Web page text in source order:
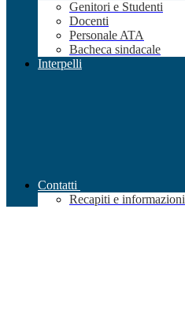
Genitori e Studenti
Docenti
Personale ATA
Bacheca sindacale
Interpelli
Contatti
Recapiti e informazioni